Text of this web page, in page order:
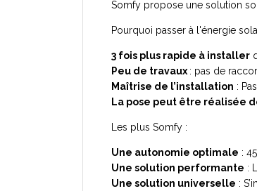
Somfy propose une solution
Pourquoi passer à l'énergie
3 fois plus rapide à installer
Peu de travaux : pas de
Maîtrise de l’installation :
La pose peut être réalisée
Les plus Somfy :
Une autonomie optimale :
Une solution performante :
Une solution universelle :